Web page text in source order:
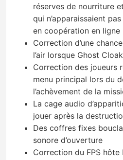
réserves de nourriture
qui n’apparaissaient
en coopération en ligne
Correction d’une
l’air lorsque Ghost
Correction des joueurs
menu principal lors du
l’achèvement de la
La cage audio
jouer après la
Des coffres fixes
sonore d’ouverture
Correction du FPS